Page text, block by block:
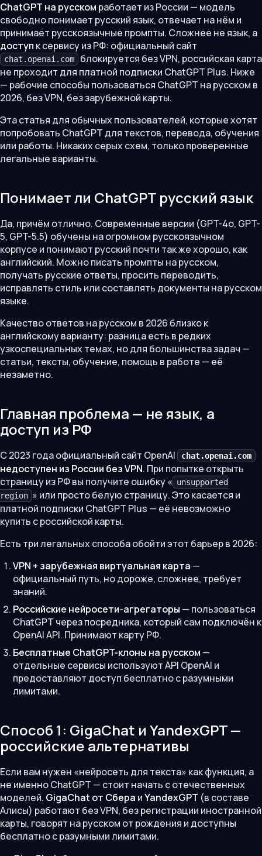
ChatGPT на русском работает из России — модель
свободно понимает русский язык, отвечает на нём и
принимает русскоязычные промпты. Сложнее не язык, а
доступ к сервису из РФ: официальный сайт
chat.openai.com
блокируется без VPN, российская карта
не проходит для платной подписки ChatGPT Plus. Ниже
— рабочие способы пользоваться ChatGPT на русском в
2026, без VPN, без зарубежной карты.
Эта статья для обычных пользователей, которые хотят
попробовать ChatGPT для текстов, перевода, обучения
или работы. Никаких серых схем, только проверенные
легальные варианты.
Понимает ли ChatGPT русский язык
Да, причём отлично. Современные версии (GPT-4o, GPT-
5, GPT-5.5) обучены на огромном русскоязычном
корпусе и понимают русский почти так же хорошо, как
английский. Можно писать промпты на русском,
получать русские ответы, просить переводить,
исправлять стиль или составлять документы на русском
языке.
Качество ответов на русском в 2026 близко к
английскому варианту: разница есть в редких
узкоспециальных темах, но для большинства задач —
статьи, тексты, обучение, помощь в работе — её
незаметно.
Главная проблема — не язык, а
доступ из РФ
С 2023 года официальный сайт OpenAI chat.openai.com
недоступен из России без VPN. При попытке открыть
страницу из РФ вы получите ошибку « unsupported
region » или просто белую страницу. Это касается и
платной подписки ChatGPT Plus — её невозможно
купить с российской карты.
Есть три легальных способа обойти этот барьер в 2026:
VPN + зарубежная виртуальная карта —
официальный путь, но дороже, сложнее, требует
знаний.
Российские нейросети-агрегаторы — пользоваться
ChatGPT через посредника, который сам подключён к
OpenAI API. Принимают карту РФ.
Бесплатные ChatGPT-клоны на русском —
отдельные сервисы используют API OpenAI и
предоставляют доступ бесплатно с разумными
лимитами.
Способ 1: GigaChat и YandexGPT —
российские альтернативы
Если вам нужен «нейросеть для текста» как функция, а
не именно ChatGPT — стоит начать с отечественных
моделей. GigaChat от Сбера иYandexGPT (в составе
Алисы) работают без VPN, без регистрации иностранной
карты, говорят на русском от рождения и доступны
бесплатно с разумными лимитами.